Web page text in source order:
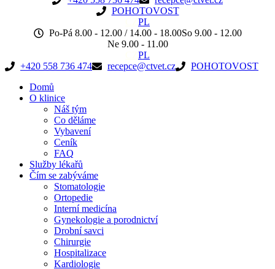
POHOTOVOST
PL
Po-Pá 8.00 - 12.00 / 14.00 - 18.00So 9.00 - 12.00
Ne 9.00 - 11.00
PL
+420 558 736 474
recepce@ctvet.cz
POHOTOVOST
Domů
O klinice
Náš tým
Co děláme
Vybavení
Ceník
FAQ
Služby lékařů
Čím se zabýváme
Stomatologie
Ortopedie
Interní medicína
Gynekologie a porodnictví
Drobní savci
Chirurgie
Hospitalizace
Kardiologie